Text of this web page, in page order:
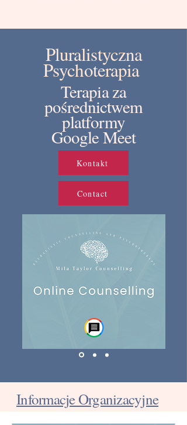
Pluralistyczna
Psychoterapia
Terapia za
pośrednictwem
platformy
Google Meet
Kontakt
Contact
Informacje Organizacyjne